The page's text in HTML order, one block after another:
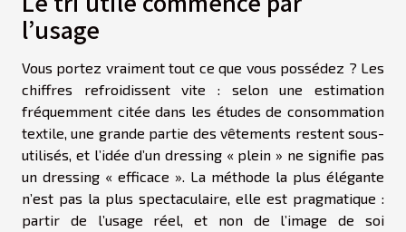
l’usage
Vous portez vraiment tout ce que vous possédez ? Les
chiffres refroidissent vite : selon une estimation
fréquemment citée dans les études de consommation
textile, une grande partie des vêtements restent sous-
utilisés, et l’idée d’un dressing « plein » ne signifie pas
un dressing « efficace ». La méthode la plus élégante
n’est pas la plus spectaculaire, elle est pragmatique :
partir de l’usage réel, et non de l’image de soi